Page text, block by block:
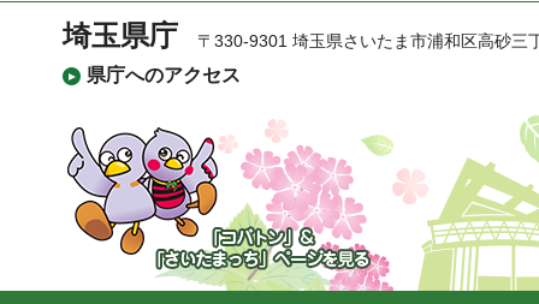
埼玉県庁
県庁へのアクセス
〒330-9301 埼玉県さいたま市浦和区高砂三
「コバトン」&「さいた
まっち」